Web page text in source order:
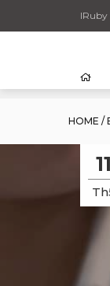
HOME /
11